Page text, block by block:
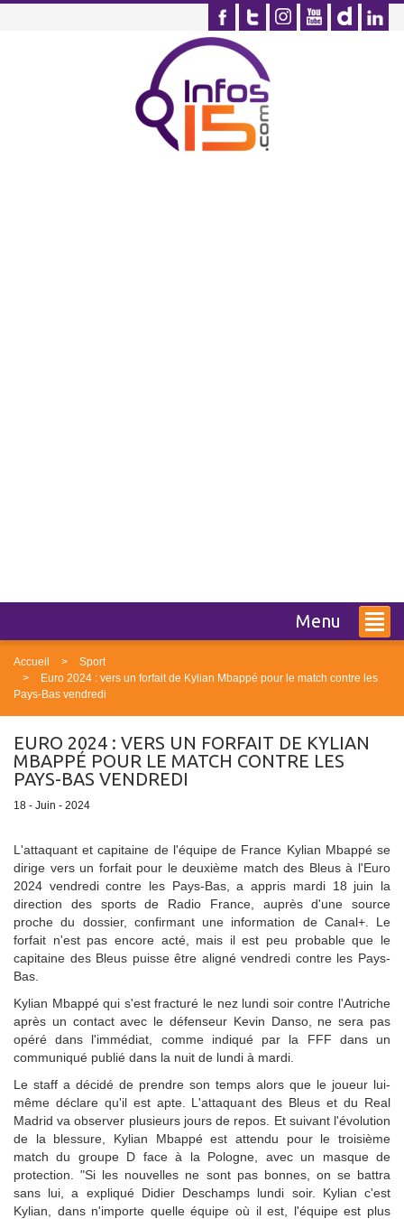
Menu
Accueil
Sport
Euro 2024 : vers un forfait de Kylian Mbappé pour le match contre les
Pays-Bas vendredi
EURO 2024 : VERS UN FORFAIT DE KYLIAN
MBAPPÉ POUR LE MATCH CONTRE LES
PAYS-BAS VENDREDI
18 - Juin - 2024
L'attaquant et capitaine de l'équipe de France Kylian Mbappé se
dirige vers un forfait pour le deuxième match des Bleus à l'Euro
2024 vendredi contre les Pays-Bas, a appris mardi 18 juin la
direction des sports de Radio France, auprès d'une source
proche du dossier, confirmant une information de Canal+. Le
forfait n'est pas encore acté, mais il est peu probable que le
capitaine des Bleus puisse être aligné vendredi contre les Pays-
Bas.
Kylian Mbappé qui s'est fracturé le nez lundi soir contre l'Autriche
après un contact avec le défenseur Kevin Danso, ne sera pas
opéré dans l'immédiat, comme indiqué par la FFF dans un
communiqué publié dans la nuit de lundi à mardi.
Le staff a décidé de prendre son temps alors que le joueur lui-
même déclare qu'il est apte. L'attaquant des Bleus et du Real
Madrid va observer plusieurs jours de repos. Et suivant l'évolution
de la blessure, Kylian Mbappé est attendu pour le troisième
match du groupe D face à la Pologne, avec un masque de
protection. "Si les nouvelles ne sont pas bonnes, on se battra
sans lui, a expliqué Didier Deschamps lundi soir. Kylian c'est
Kylian, dans n'importe quelle équipe où il est, l'équipe est plus